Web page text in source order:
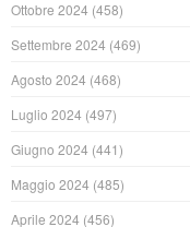
Ottobre 2024 (458)
Settembre 2024 (469)
Agosto 2024 (468)
Luglio 2024 (497)
Giugno 2024 (441)
Maggio 2024 (485)
Aprile 2024 (456)